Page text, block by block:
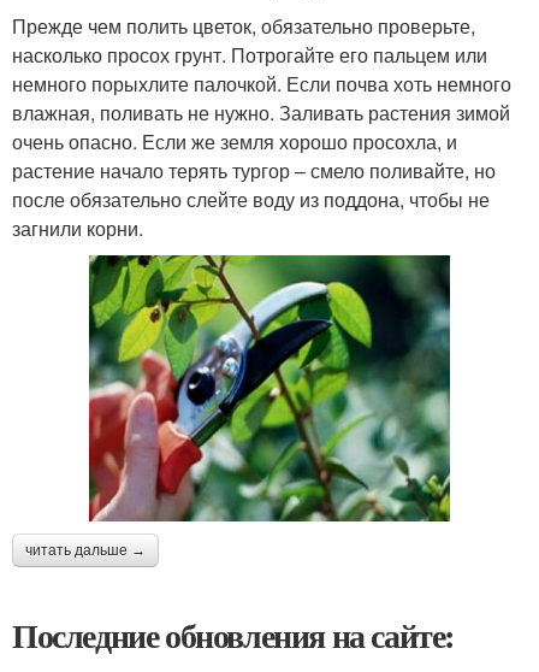
Прежде чем полить цветок, обязательно проверьте,
насколько просох грунт. Потрогайте его пальцем или
немного порыхлите палочкой. Если почва хоть немного
влажная, поливать не нужно. Заливать растения зимой
очень опасно. Если же земля хорошо просохла, и
растение начало терять тургор – смело поливайте, но
после обязательно слейте воду из поддона, чтобы не
загнили корни.
читать дальше →
Последние обновления на сайте: